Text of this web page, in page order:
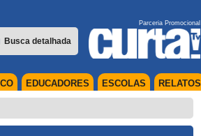
Busca detalhada
Parceria Promocional
RELATOS
ESCOLAS
EDUCADORES